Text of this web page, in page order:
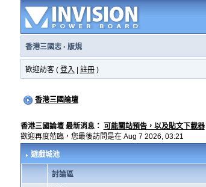
香港三國志· 版規
歡迎訪客 ( 登入 註冊)
香港三國論壇
香港三國論壇 最新消息： 可能關站預告，以及貼文下載器
歡迎再度蒞臨，您最後訪問是在 Aug 7 2026, 03:21
遊戲城池
討論區